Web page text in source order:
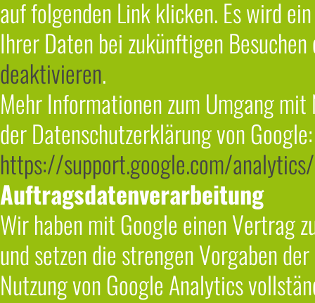
auf folgenden Link klicken. Es wird
Ihrer Daten bei zukünftigen
deaktivieren.
Mehr Informationen zum Umgang
der Datenschutzerklärung von Google:
https://support.google.com/
Auftragsdatenverarbeitung
Wir haben mit Google einen Vertrag
und setzen die strengen Vorgaben
Nutzung von Google Analytics